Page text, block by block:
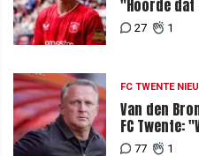
"Hoorde dat
27 1
FC TWENTE
Van den
FC Twente:
kijken?"
77 1